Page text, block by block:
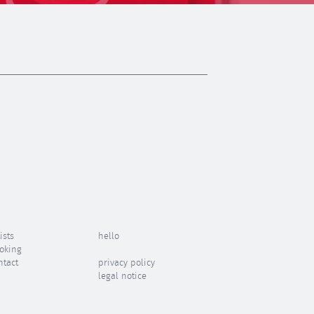
hello
privacy policy
legal notice